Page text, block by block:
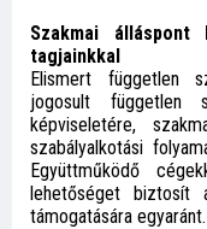
Szakmai álláspont
tagjainkkal
Elismert független
jogosult független
képviseletére,
szabályalkotási
Együttműködő
lehetőséget biztosít
támogatására egyaránt.